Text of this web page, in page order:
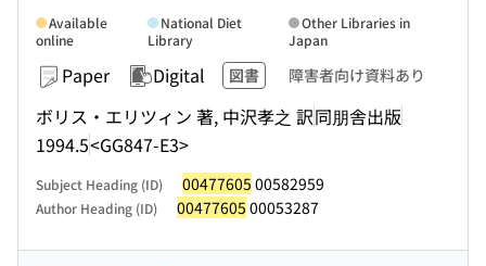
Paper Digital 図書 障害者向け資料あり
ボリス・エリツィン 著, 中沢孝之 訳同朋舎出版
1994.5<GG847-E3>
Available
online
National Diet
Library
Other Libraries in
Japan
Subject Heading (ID) 00477605 00582959
Author Heading (ID) 00477605 00053287